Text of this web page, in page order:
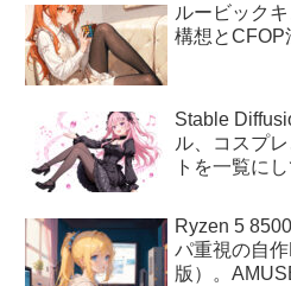
ルービック
構想とCFOP
Stable
ル、コスプ
トを一覧に
Ryzen 5
パ重視の自
版）。